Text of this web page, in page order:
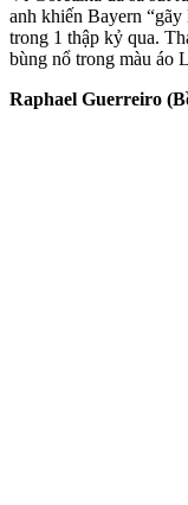
anh khiến Bayern
trong 1 thập kỷ qua.
bùng nổ trong màu áo
Raphael Guerreiro